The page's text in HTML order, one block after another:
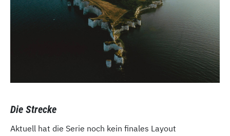
Die Strecke
Aktuell hat die Serie noch kein finales Layout